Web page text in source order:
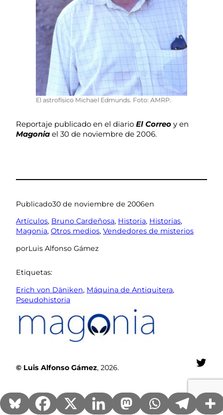
El astrofísico Michael Edmunds. Foto: AMRP.
Reportaje publicado en el diario El Correo y en
Magonia el 30 de noviembre de 2006.
Publicado30 de noviembre de 2006en
Artículos, Bruno Cardeñosa, Historia, Historias
Magonia, Otros medios, Vendedores de misterios
porLuis Alfonso Gámez
Etiquetas:
Erich von Däniken, Máquina de Antiquitera
Pseudohistoria
© Luis Alfonso Gámez, 2026.